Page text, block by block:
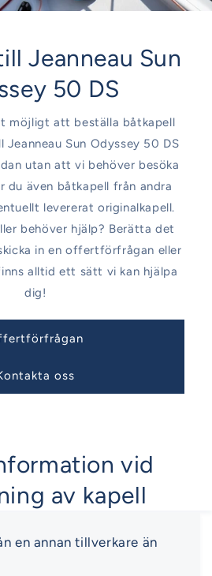
Jeanneau Sun
50 DS
möjligt att beställa båtkapell
Jeanneau Sun Odyssey 50 DS
utan att vi behöver besöka
du även båtkapell från andra
levererat originalkapell.
behöver hjälp? Berätta det
in en offertförfrågan eller
alltid ett sätt vi kan hjälpa
dig!
oss
vid
av kapell
en annan tillverkare än